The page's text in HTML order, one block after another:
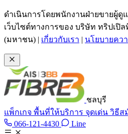
ข้ามไปเนื้อหาหลัก
ดำเนินการโดยพนักงานฝ่ายขายผู้ดู
เว็บไซต์ทางการของ บริษัท ทริปเปิ
(มหาชน) | เกี่ยวกับเรา | นโยบายคว
ชลบุรี
แพ็กเกจ พื้นที่ให้บริการ จุดเด่น วิธีส
066-121-4430 โทร 066-121-4430
LineLine @tan3bb